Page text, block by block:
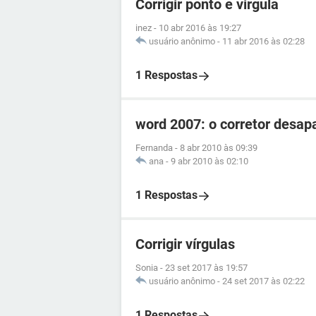
Corrigir ponto e virgula
inez - 10 abr 2016 às 19:27
usuário anônimo - 11 abr 2016 às 02:28
1 Respostas
word 2007: o corretor
Fernanda - 8 abr 2010 às 09:39
ana - 9 abr 2010 às 02:10
1 Respostas
Corrigir vírgulas
Sonia - 23 set 2017 às 19:57
usuário anônimo - 24 set 2017 às 02:22